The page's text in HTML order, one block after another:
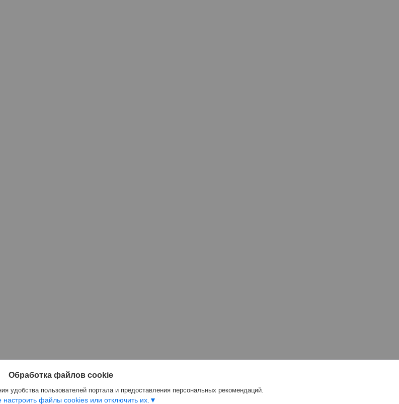
Обработка файлов cookie
удобства пользователей портала и предоставления персональных рекомендаций.
файлы cookies или отключить их.